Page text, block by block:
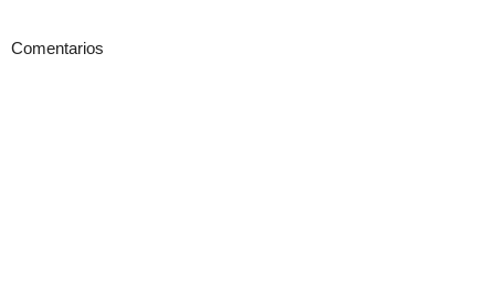
Comentarios